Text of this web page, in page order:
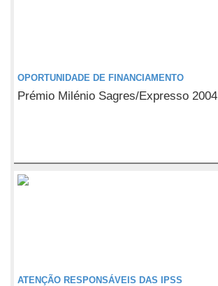
OPORTUNIDADE DE FINANCIAMENTO
Prémio Milénio Sagres/Expresso 2004
ATENÇÃO RESPONSÁVEIS DAS IPSS